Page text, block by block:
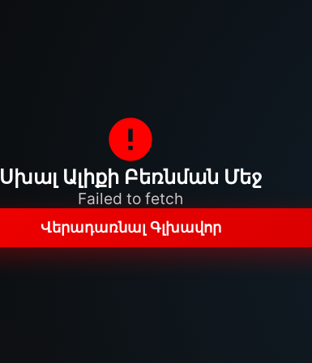
Սխալ Ալիքի Բեռնման Մեջ
Failed to fetch
Վերադառնալ Գլխավոր